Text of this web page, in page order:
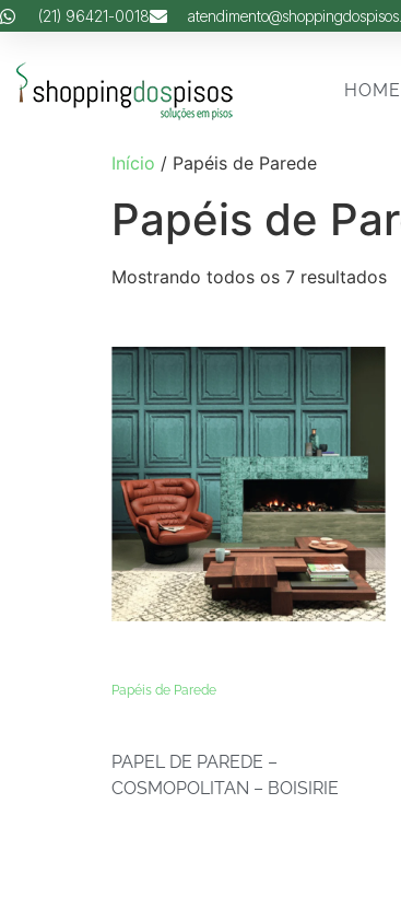
(21) 96421-0018
HOME
Início / Papéis de Parede
Papéis de
Mostrando todos os 7 resultados
Papéis de Parede
PAPEL DE PAREDE –
COSMOPOLITAN – BOISIRIE